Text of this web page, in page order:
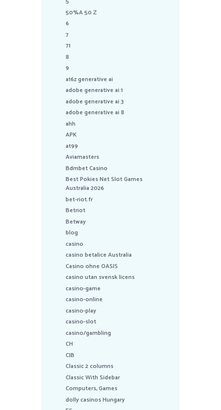
50%A 50 Z
6
7
71
8
9
a16z generative ai
adobe generative ai 1
adobe generative ai 3
adobe generative ai 8
ahh
APK
at99
Aviamasters
Bdmbet Casino
Best Pokies Net Slot Games
Australia 2026
bet-riot.fr
Betriot
Betway
blog
casino
casino betalice Australia
Casino ohne OASIS
casino utan svensk licens
casino-game
casino-online
casino-play
casino-slot
casino/gambling
CH
CIB
Classic 2 columns
Classic With Sidebar
Computers, Games
dolly casinos Hungary